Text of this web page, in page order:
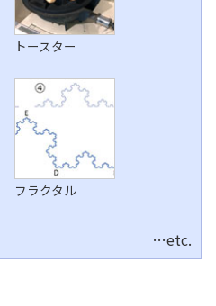
トースター
フラクタル
…etc.